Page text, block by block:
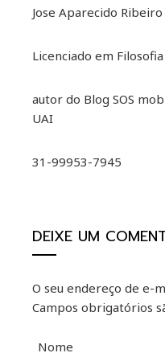
Jose Aparecido Ribeiro
Licenciado em Filosofia
autor do Blog SOS
UAI
31-99953-7945
DEIXE UM
O seu endereço de e-
Campos obrigatórios
Nome